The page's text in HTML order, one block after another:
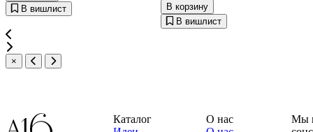
В вишлист
В корзину
В вишлист
×
Каталог
О нас
Мы